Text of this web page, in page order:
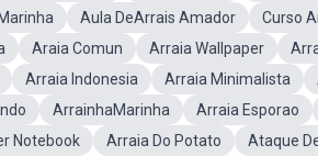
Aula DeArrais Amador Curso
Araia Comun Arraia Wallpaper
Arraia Indonesia Arraia Minimalista
ArrainhaMarinha Arraia Esporao
Notebook Arraia Do Potato Ataque